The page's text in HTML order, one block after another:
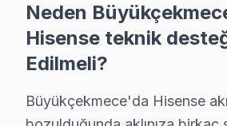
Büyükçekmece Mahalle
Büyükçekmece genelinde
Çakmaklı, Dizdariye, Fatih,
Neden
Hisense teknik
Edilmeli?
Büyükçekmece'da Hisense